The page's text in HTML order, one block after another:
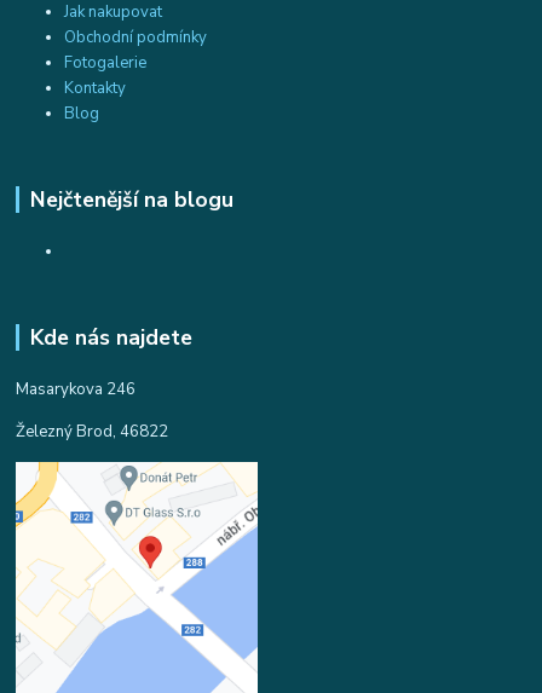
Jak nakupovat
Obchodní podmínky
Fotogalerie
Kontakty
Blog
Nejčtenější na blogu
Kde nás najdete
Masarykova 246
Železný Brod, 46822